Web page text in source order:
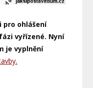
pro ohlášení
vyřízené. Nyní
je vyplnění
.